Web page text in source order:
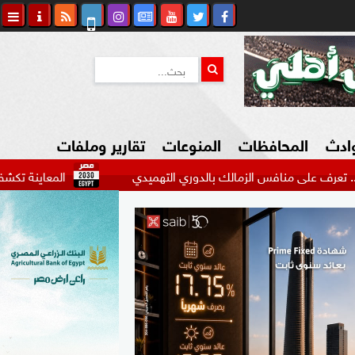
شكاوي المواطن
المحافظات المنوعات
السياحة في مصر
التكنولوجيا
المرأة والأسرة
السيارات
تقارير وملفات
المعاينة تكشف تفاصيل الزمالك بالدوري التهميدي